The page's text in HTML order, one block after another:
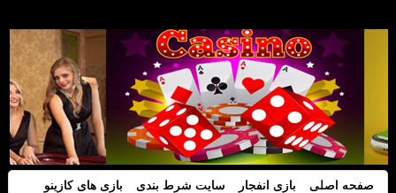
صفحه اصلی بازی انفجار سایت شرط بندی
بازی های کازینو